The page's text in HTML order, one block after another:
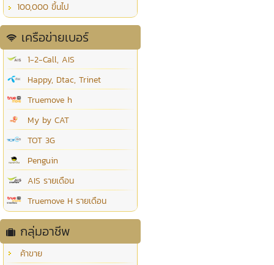
100,000 ขึ้นไป
เครือข่ายเบอร์
1-2-Call, AIS
Happy, Dtac, Trinet
Truemove h
My by CAT
TOT 3G
Penguin
AIS รายเดือน
Truemove H รายเดือน
กลุ่มอาชีพ
ค้าขาย